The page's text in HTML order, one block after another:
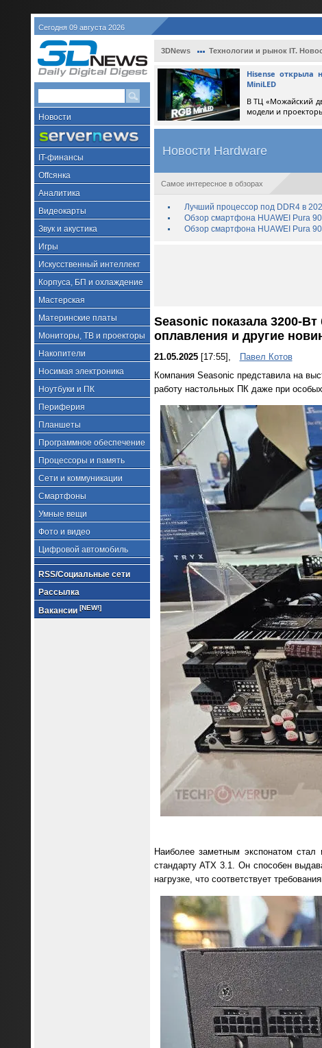
Сегодня 09 августа 2026
Новости
IT-финансы
Offсянка
Аналитика
Видеокарты
Звук и акустика
Игры
Искусственный интеллект
Корпуса, БП и охлаждение
Мастерская
Материнские платы
Мониторы, ТВ и проекторы
Накопители
Носимая электроника
Ноутбуки и ПК
Периферия
Планшеты
Программное обеспечение
Процессоры и память
Сети и коммуникации
Смартфоны
Умные вещи
Фото и видео
Цифровой автомобиль
RSS/Социальные сети
Рассылка
Вакансии [NEW!]
3DNews Технологии и рынок IT.
Hisense
MiniLED
В ТЦ «Можайский
модели и
Новости Hardware
Самое интересное в обзорах
Лучший процессор под DDR4 в
Обзор смартфона HUAWEI Pura
Обзор смартфона HUAWEI Pura
Seasonic показала 3200-
оплавления и другие
21.05.2025[17:55],
Павел Котов
Компания Seasonic представила на
работу настольных ПК даже при
Наиболее заметным экспонатом
стандарту ATX 3.1. Он способен
нагрузке, что соответствует